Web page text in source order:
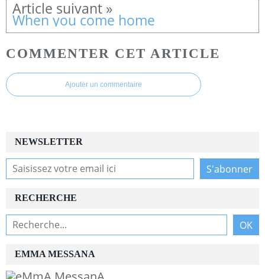
When you come home
COMMENTER CET ARTICLE
Ajouter un commentaire
NEWSLETTER
RECHERCHE
EMMA MESSANA